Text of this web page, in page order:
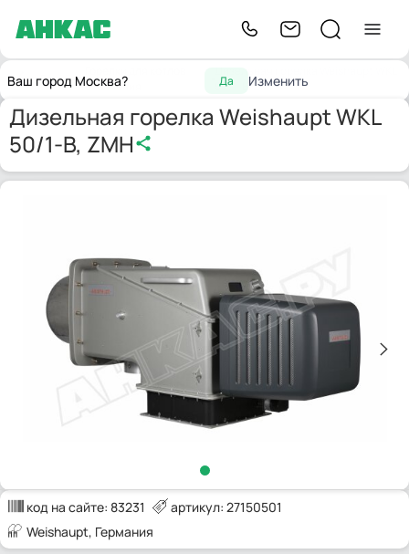
Ваш город Москва? Да Изменить
Главнаяотопления
50/1-B, ZMH
Дизельная горелка Weishaupt WKL
50/1-B, ZMH
код на сайте: 83231
артикул: 27150501
Weishaupt, Германия